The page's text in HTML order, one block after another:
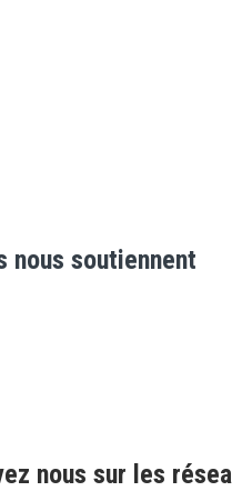
nous soutiennent
nous sur les